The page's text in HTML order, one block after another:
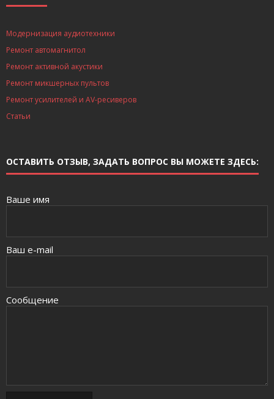
Модернизация аудиотехники
Ремонт автомагнитол
Ремонт активной акустики
Ремонт микшерных пультов
Ремонт усилителей и AV-ресиверов
Статьи
ОСТАВИТЬ ОТЗЫВ, ЗАДАТЬ ВОПРОС ВЫ МОЖЕТЕ ЗДЕСЬ:
Ваше имя
Ваш e-mail
Сообщение